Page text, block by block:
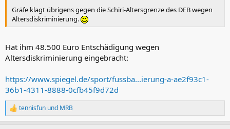
Gräfe klagt übrigens gegen die Schiri-Altersgrenze des DFB wegen
Altersdiskriminierung.
Hat ihm 48.500 Euro Entschädigung wegen
Altersdiskriminierung eingebracht:
https://www.spiegel.de/sport/fussba...ierung-a-ae2f93c1-
36b1-4311-8888-0cfb45f9d72d
R
e
tennisfun und MRB